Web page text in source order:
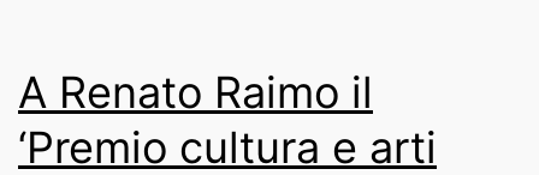
A Renato Raimo il
‘Premio cultura e arti